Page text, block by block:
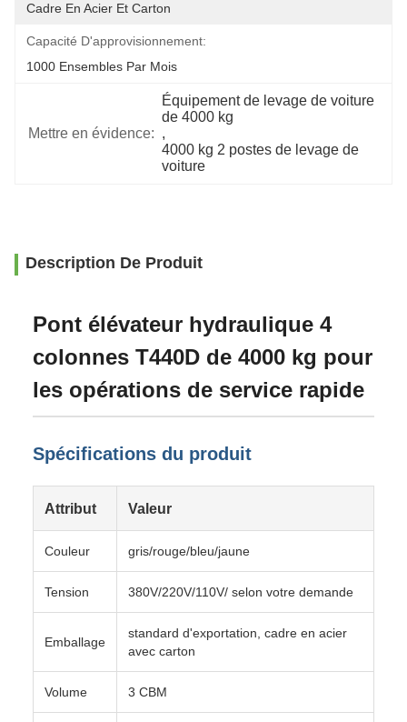
Cadre En Acier Et Carton
Capacité D'approvisionnement:
1000 Ensembles Par Mois
Mettre en évidence:
Équipement de levage de voiture
de 4000 kg
,
4000 kg 2 postes de levage de
voiture
Description De Produit
Pont élévateur hydraulique 4
colonnes T440D de 4000 kg pour
les opérations de service rapide
Spécifications du produit
Attribut Valeur
Couleur gris/rouge/bleu/jaune
Tension 380V/220V/110V/ selon votre demande
Emballage
standard d'exportation, cadre en acier
avec carton
Volume 3 CBM